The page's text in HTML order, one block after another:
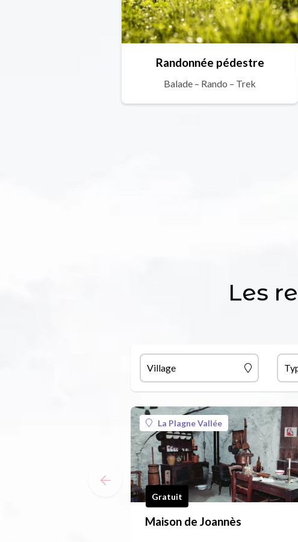
Randonnée pédestre
Balade – Rando – Trek
Les
Village
La Plagne Vallée
Gratuit
Maison de Joannès